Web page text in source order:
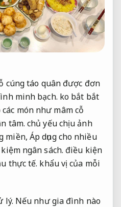
cúngtáo quânđược đơn
minh bạch. ko bắt bắt
các món như mâm cỗ
tâm. chủ yếuchịu ảnh
miền, Áp dụng cho nhiều
ngân sách. điều kiện
thực tế. khẩu vị của mỗi
lý. Nếu nhưgia đình nào